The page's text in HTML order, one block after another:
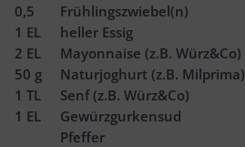
0,5
Frühlingszwiebel(n)
1 EL
heller Essig
2 EL
Mayonnaise (z.B. Würz&Co)
50 g
Naturjoghurt (z.B. Milprima)
1 TL
Senf (z.B. Würz&Co)
1 EL
Gewürzgurkensud
Pfeffer